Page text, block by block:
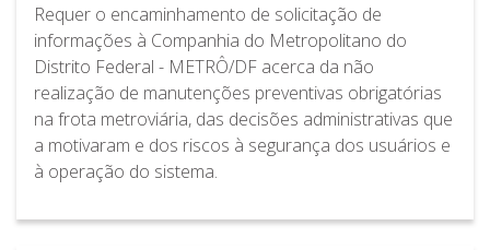
Requer o encaminhamento de solicitação de
informações à Companhia do Metropolitano do
Distrito Federal - METRÔ/DF acerca da não
realização de manutenções preventivas obrigatórias
na frota metroviária, das decisões administrativas que
a motivaram e dos riscos à segurança dos usuários e
à operação do sistema.